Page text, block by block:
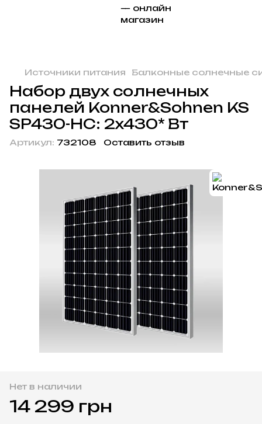
Источники питания Балконные солнечные
Набор двух солнечных
панелей Konner&Sohnen KS
SP430-HC: 2x430* Вт
Артикул: 732108 Оставить отзыв
Нет в наличии
14 299 грн